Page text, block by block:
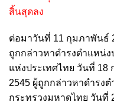
สิ้นสุดลง
ต่อมาวันที่ 11 กุมภาพันธ์
ถูกกล่าวหาดํารงตําแหน่
แห่งประเทศไทย วันที่
2545 ผู้ถูกกล่าวหาดํารง
กระทรวงมหาดไทย วันที่